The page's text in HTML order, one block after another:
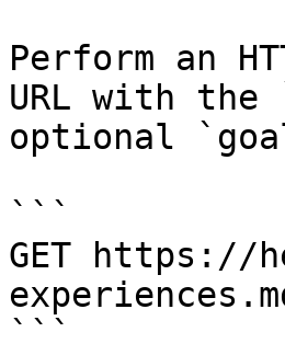
Perform an
URL with the
optional
```
GET https://
```